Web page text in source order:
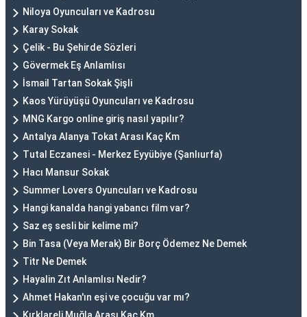
Niloya Oyuncuları ve Kadrosu
Karay Sokak
Çelik - Bu Şehirde Sözleri
Gövermek Eş Anlamlısı
İsmail Tartan Sokak Şişli
Kaos Yürüyüşü Oyuncuları ve Kadrosu
MNG Kargo online giriş nasıl yapılır?
Antalya Alanya Tokat Arası Kaç Km
Tutal Eczanesi - Merkez Eyyübiye (Şanlıurfa)
Hacı Mansur Sokak
Summer Lovers Oyuncuları ve Kadrosu
Hangi kanalda hangi yabancı film var?
Saz eş sesli bir kelime mi?
Bin Tasa (Veya Merak) Bir Borç Ödemez Ne Demek
Titr Ne Demek
Hayalin Zıt Anlamlısı Nedir?
Ahmet Hakan'ın eşi ve çocuğu var mı?